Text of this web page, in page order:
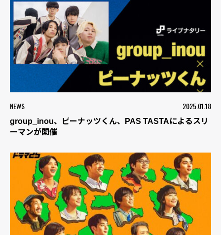
NEWS 2025.01.18
group_inou、ピーナッツくん、PAS TASTAによるスリ
ーマンが開催